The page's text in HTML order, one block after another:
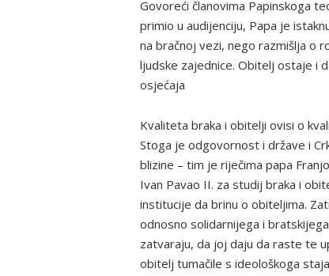
Govoreći članovima Papinskoga
primio u audijenciju, Papa je
na bračnoj vezi, nego razmišlja o
ljudske zajednice. Obitelj ostaje i
osjećaja
Kvaliteta braka i obitelji ovisi o
Stoga je odgovornost i države i
blizine – tim je riječima papa
Ivan Pavao II. za studij braka i
institucije da brinu o obiteljima.
odnosno solidarnijega i
zatvaraju, da joj daju da raste te
obitelj tumačile s ideološkoga